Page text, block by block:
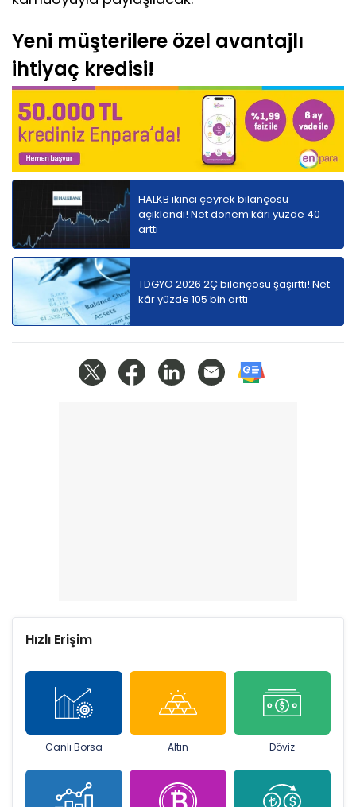
Yeni müşterilere özel avantajlı
ihtiyaç kredisi!
HALKB ikinci çeyrek bilançosu
açıklandı! Net dönem kârı yüzde 40
arttı
TDGYO 2026 2Ç bilançosu şaşırttı! Net
kâr yüzde 105 bin arttı
Hızlı Erişim
Canlı Borsa Altın Döviz